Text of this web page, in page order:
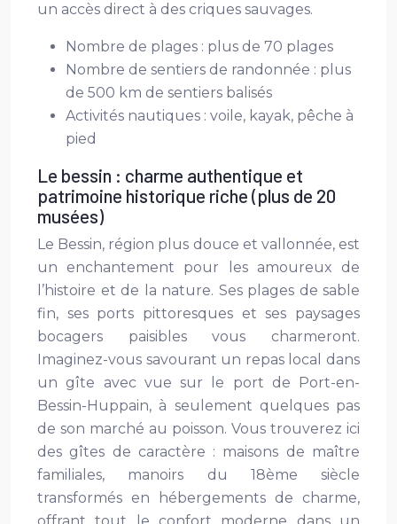
un accès direct à des criques sauvages.
Nombre de plages : plus de 70 plages
Nombre de sentiers de randonnée : plus
de 500 km de sentiers balisés
Activités nautiques : voile, kayak, pêche à
pied
Le bessin : charme authentique et
patrimoine historique riche (plus de 20
musées)
Le Bessin, région plus douce et vallonnée, est
un enchantement pour les amoureux de
l’histoire et de la nature. Ses plages de sable
fin, ses ports pittoresques et ses paysages
bocagers paisibles vous charmeront.
Imaginez-vous savourant un repas local dans
un gîte avec vue sur le port de Port-en-
Bessin-Huppain, à seulement quelques pas
de son marché au poisson. Vous trouverez ici
des gîtes de caractère : maisons de maître
familiales, manoirs du 18ème siècle
transformés en hébergements de charme,